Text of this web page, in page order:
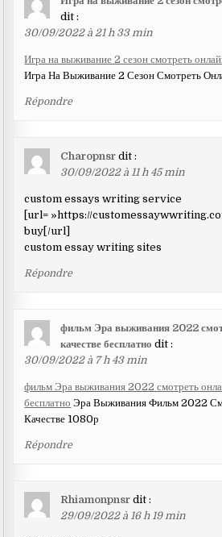
dit :
30/09/2022 à 21 h 33 min
Игра на выживание 2 сезон смотреть
Игра На Выживание 2 Сезон Смотреть
Répondre
Charopnsr dit :
30/09/2022 à 11 h 45 min
custom essays writing service
[url= »https://
buy[/url]
custom essay writing sites
Répondre
фильм Эра выживания 2022
качестве бесплатно dit :
30/09/2022 à 7 h 43 min
фильм Эра выживания 2022 смотреть
бесплатно Эра Выживания Фильм 2022
Качестве 1080р
Répondre
Rhiamonpnsr dit :
29/09/2022 à 16 h 19 min